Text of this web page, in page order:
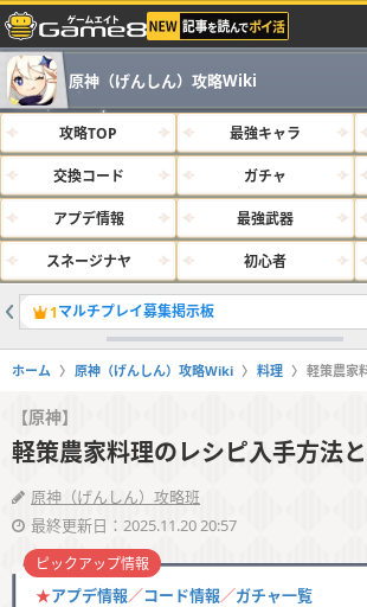
原神（げんしん）攻略Wiki
攻略TOP 最強キャラ
交換コード ガチャ
アプデ情報 最強武器
スネージナヤ 初心者
1マルチプレイ募集掲示板
ホーム 原神（げんしん）攻略Wiki 料理 軽策農家
【原神】
軽策農家料理のレシピ入手方法
原神（げんしん）攻略班
最終更新日：2025.11.20 20:57
★アプデ情報／コード情報／ガチャ一覧
ピックアップ情報